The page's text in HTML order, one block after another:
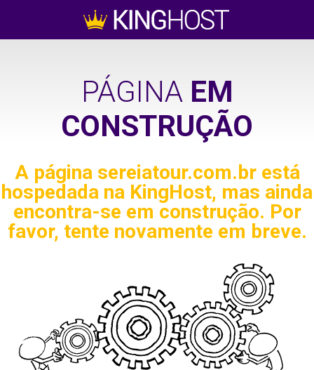
PÁGINA EM
CONSTRUÇÃO
A página sereiatour.com.brestá
hospedada na KingHost, mas ainda
encontra-se em construção. Por
favor, tente novamente em breve.